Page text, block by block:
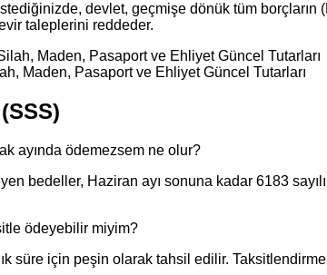
devlet, geçmişe dönük tüm borçların
taleplerini reddeder.
Maden, Pasaport ve Ehliyet Güncel Tutarları
ayında ödemezsem ne olur?
bedeller, Haziran ayı sonuna kadar 6183
ödeyebilir miyim?
süre için peşin olarak tahsil edilir.